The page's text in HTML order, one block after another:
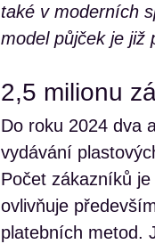
také v moderních
model půjček je již
2,5 milionu
Do roku 2024 dva
vydávání
Počet zákazníků
ovlivňuje
platebních metod.